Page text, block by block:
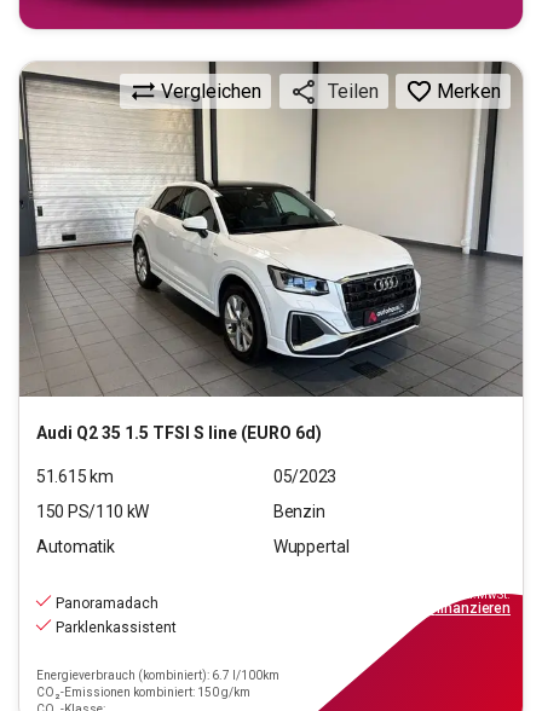
Audi Q2 35 1.5 TFSI S line (EURO 6d)
Vergleichen Teilen Merken
51.615 km
05/2023
150 PS/110 kW
Benzin
Automatik
Wuppertal
Panoramadach
Parklenkassistent
Energieverbrauch (kombiniert): 6.7 l/100km
CO₂-Emissionen kombiniert: 150 g/km
inkl.MwSt.
finanzieren